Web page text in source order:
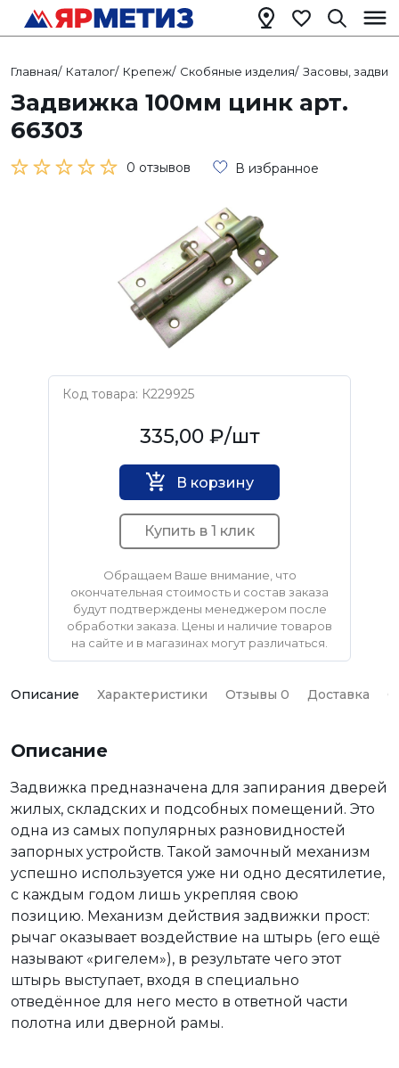
Главная/ Каталог/ Крепеж/ Скобяные изделия/ Засовы,
Задвижка 100мм цинк арт.
66303
0 отзывов В избранное
Код товара: К229925
Нет бренда335,00 ₽/шт
В корзину
Купить в 1 клик
Обращаем Ваше внимание, что
окончательная стоимость и состав заказа
будут подтверждены менеджером после
обработки заказа. Цены и наличие товаров
на сайте и в магазинах могут различаться.
Описание Характеристики Отзывы 0 Доставка
Описание
Задвижка предназначена для запирания дверей
жилых, складских и подсобных помещений. Это
одна из самых популярных разновидностей
запорных устройств. Такой замочный механизм
успешно используется уже ни одно десятилетие,
с каждым годом лишь укрепляя свою
позицию. Механизм действия задвижки прост:
рычаг оказывает воздействие на штырь (его ещё
называют «ригелем»), в результате чего этот
штырь выступает, входя в специально
отведённое для него место в ответной части
полотна или дверной рамы.